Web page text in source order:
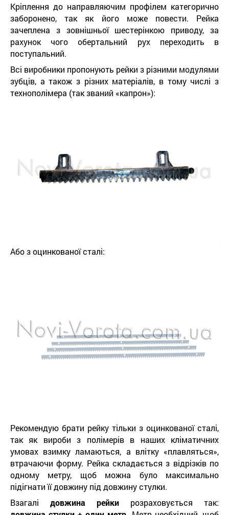
Кріплення до направляючим профілем категорично
заборонено, так як його може повести. Рейка
зачеплена з зовнішньої шестерінкою приводу, за
рахунок чого обертальний рух переходить в
поступальний.
Всі виробники пропонують рейки з різними модулями
зубців, а також з різних матеріалів, в тому числі з
технополімера (так званий «капрон»):
Або з оцинкованої сталі:
Рекомендую брати рейку тільки з оцинкованої сталі,
так як вироби з полімерів в наших кліматичних
умовах взимку ламаються, а влітку «плавляться»,
втрачаючи форму. Рейка складається з відрізків по
одному метру, щоб можна було максимально
підігнати її довжину під довжину стулки.
Взагалі довжина рейки розраховується так: